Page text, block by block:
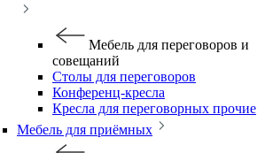
Мебель для переговоров и
совещаний
Столы для переговоров
Конференц-кресла
Кресла для переговорных прочие
Мебель для приёмных